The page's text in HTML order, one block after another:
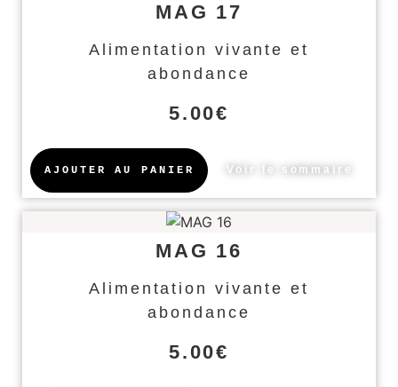
MAG 17
Alimentation vivante et
abondance
5.00€
AJOUTER AU PANIER Voir le sommaire
MAG 16
Alimentation vivante et
abondance
5.00€